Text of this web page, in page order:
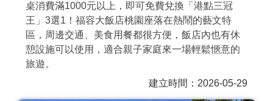
商家合作
推薦景點
桌消費滿1000元以上，即可免費兌換「港點三冠
王」3選1！福容大飯店桃園座落在熱鬧的藝文特
區，周邊交通、美食用餐都很方便，飯店內也有休
憩設施可以使用，適合親子家庭來一場輕鬆愜意的
旅遊。
建立時間：2026-05-29